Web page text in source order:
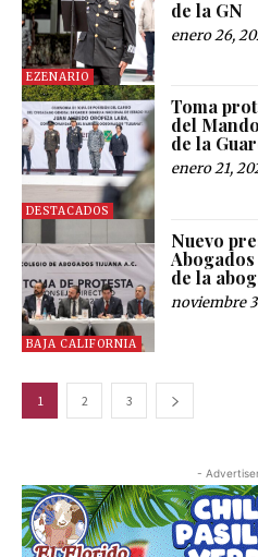
EZENARIO
de la GN
enero 26,
DESTACADOS
Toma
del
de la
enero 21,
BAJA CALIFORNIA
Nuevo
de la
noviembre
1 2 3
-